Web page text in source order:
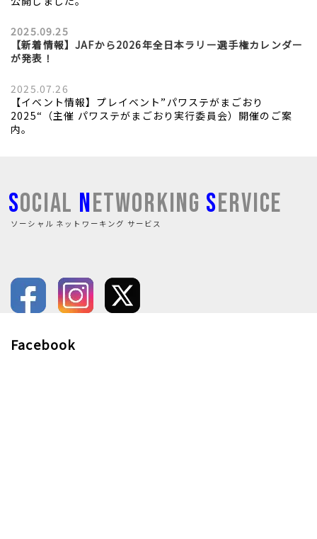
2025.09.25
【新着情報】JAFから2026年全日本ラリー選手権カレンダー
が発表！
2025.07.26
【イベント情報】プレイベント”パワステがまごおり
2025“（主催 パワステがまごおり実行委員会）開催のご案
内。
SOCIAL NETWORKING SERVICE
ソーシャル ネットワーキング サービス
Facebook